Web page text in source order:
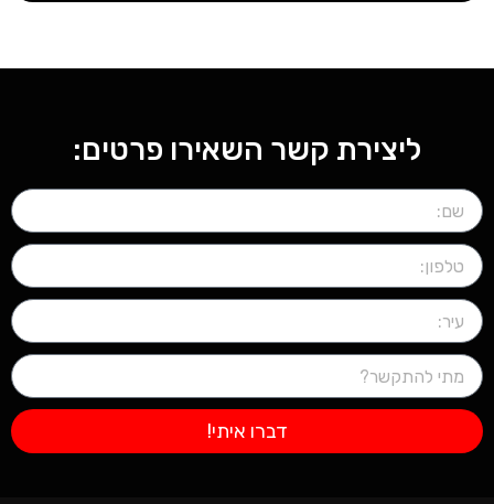
ליצירת קשר השאירו פרטים:
דברו איתי!